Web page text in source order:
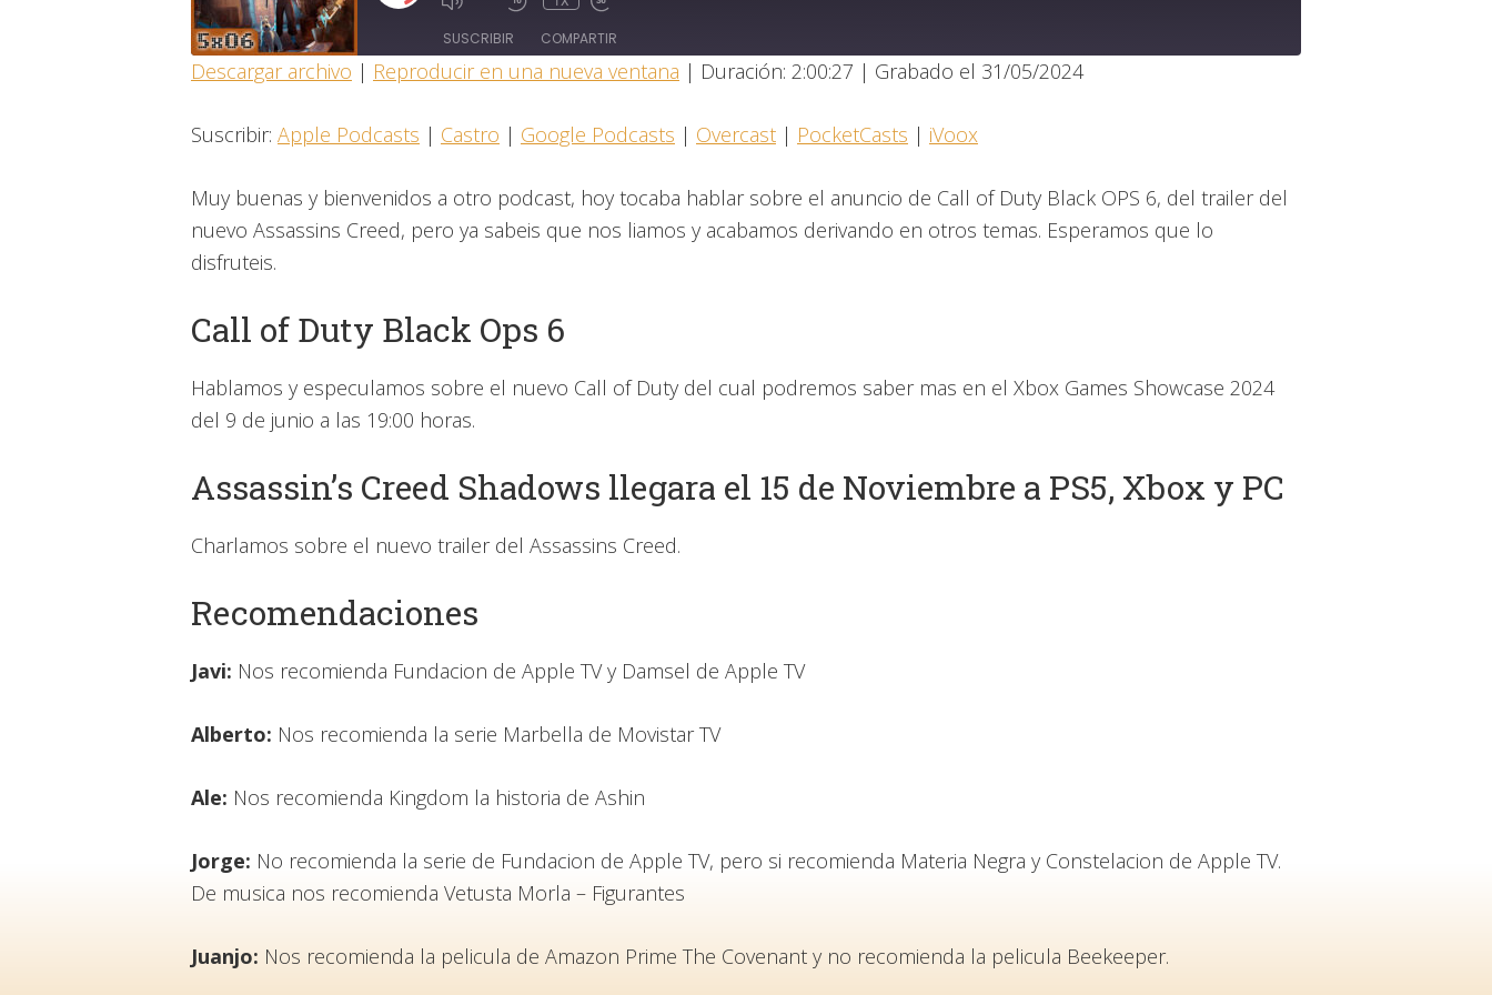
EPISODIO
SUSCRIBIR COMPARTIR
Overcast PocketCasts iVoox
FEED RSS
INCRUSTAR
Descargar archivo | Reproducir en una nueva ventana | Duración: 2:00:27 | Grabado el 31/05/2024
Suscribir: Apple Podcasts | Castro | Google Podcasts | Overcast | PocketCasts | iVoox
Muy buenas y bienvenidos a otro podcast, hoy tocaba hablar sobre el anuncio de Call of Duty Black OPS 6, del trailer del
nuevo Assassins Creed, pero ya sabeis que nos liamos y acabamos derivando en otros temas. Esperamos que lo
disfruteis.
Call of Duty Black Ops 6
Hablamos y especulamos sobre el nuevo Call of Duty del cual podremos saber mas en el Xbox Games Showcase 2024
del 9 de junio a las 19:00 horas.
Assassin’s Creed Shadows llegara el 15 de Noviembre a PS5, Xbox y PC
Charlamos sobre el nuevo trailer del Assassins Creed.
Recomendaciones
Javi: Nos recomienda Fundacion de Apple TV y Damsel de Apple TV
Alberto: Nos recomienda la serie Marbella de Movistar TV
Ale: Nos recomienda Kingdom la historia de Ashin
Jorge: No recomienda la serie de Fundacion de Apple TV, pero si recomienda Materia Negra y Constelacion de Apple TV.
De musica nos recomienda Vetusta Morla – Figurantes
Juanjo: Nos recomienda la pelicula de Amazon Prime The Covenant y no recomienda la pelicula Beekeeper.